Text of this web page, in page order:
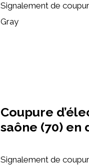
Signalement de
Gray
Coupure
saône (70) en
Signalement de